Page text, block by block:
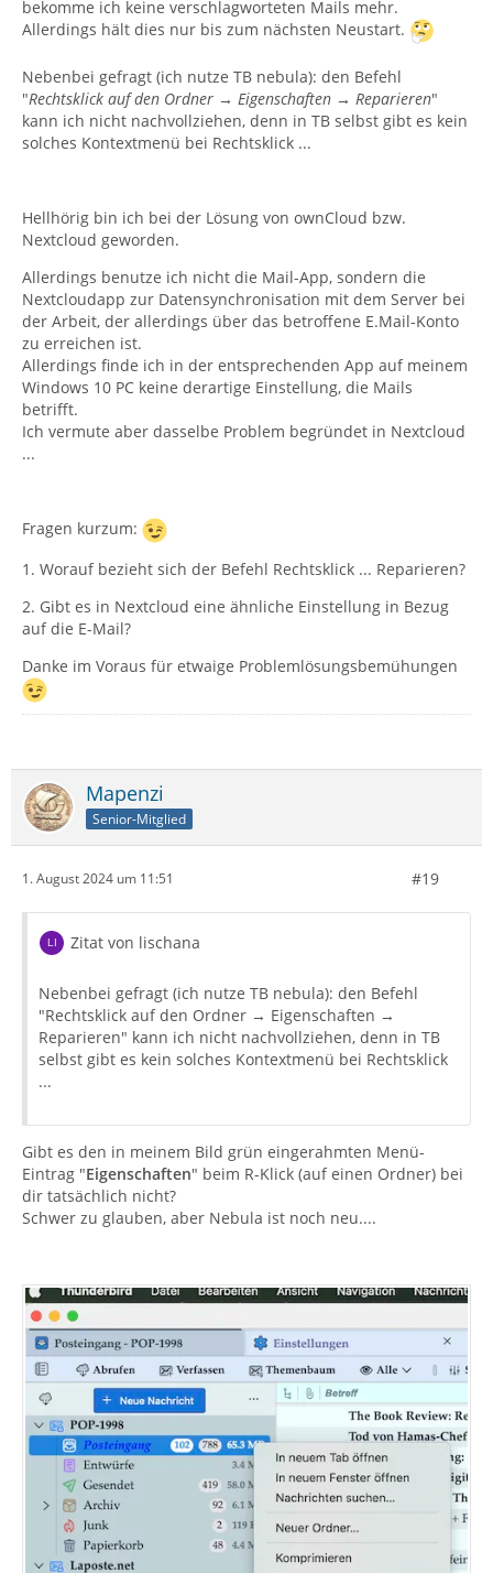
bekomme ich keine verschlagworteten Mails mehr.
Allerdings hält dies nur bis zum nächsten Neustart.
Nebenbei gefragt (ich nutze TB nebula): den Befehl
"Rechtsklick auf den Ordner → Eigenschaften → Reparieren"
kann ich nicht nachvollziehen, denn in TB selbst gibt es kein
solches Kontextmenü bei Rechtsklick ...
Hellhörig bin ich bei der Lösung von ownCloud bzw.
Nextcloud geworden.
Allerdings benutze ich nicht die Mail-App, sondern die
Nextcloudapp zur Datensynchronisation mit dem Server bei
der Arbeit, der allerdings über das betroffene E.Mail-Konto
zu erreichen ist.
Allerdings finde ich in der entsprechenden App auf meinem
Windows 10 PC keine derartige Einstellung, die Mails
betrifft.
Ich vermute aber dasselbe Problem begründet in Nextcloud
...
Fragen kurzum:
1. Worauf bezieht sich der Befehl Rechtsklick ... Reparieren?
2. Gibt es in Nextcloud eine ähnliche Einstellung in Bezug
auf die E-Mail?
Danke im Voraus für etwaige Problemlösungsbemühungen
Mapenzi
Senior-Mitglied
1. August 2024 um 11:51 #19
Zitat von lischana
Nebenbei gefragt (ich nutze TB nebula): den Befehl
"Rechtsklick auf den Ordner → Eigenschaften →
Reparieren" kann ich nicht nachvollziehen, denn in TB
selbst gibt es kein solches Kontextmenü bei Rechtsklick
...
Gibt es den in meinem Bild grün eingerahmten Menü-
Eintrag "Eigenschaften" beim R-Klick (auf einen Ordner) bei
dir tatsächlich nicht?
Schwer zu glauben, aber Nebula ist noch neu....